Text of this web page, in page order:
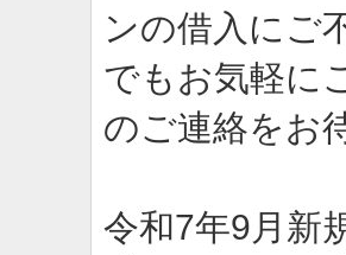
ンの借入にご
でもお気軽に
のご連絡をお
令和7年9月新